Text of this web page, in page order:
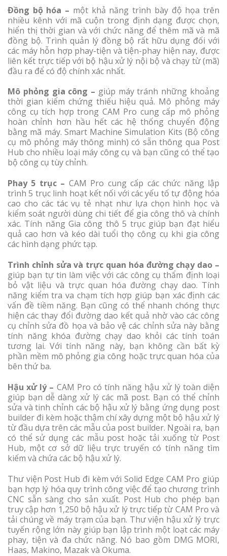
Đồng bộ hóa – một khả năng trình bày độ họa trên
nhiều kênh với mã cuộn trong định dạng được chọn,
hiển thị thời gian và với chức năng để thêm mã và mã
đồng bộ. Trình quản lý đồng bộ rất hữu dụng đối với
các máy hỗn hợp phay-tiện và tiện-phay hiện nay, được
liên kết trực tiếp với bộ hậu xử lý nội bộ và chạy từ (mã)
đầu ra để có độ chính xác nhất.
Mô phỏng gia công – giúp máy tránh những khoảng
thời gian kiểm chứng thiếu hiệu quả. Mô phỏng máy
công cụ tích hợp trong CAM Pro cung cấp mô phỏng
hoàn chỉnh hơn hầu hết các hệ thống chuyển động
bằng mã máy. Smart Machine Simulation Kits (Bộ công
cụ mô phỏng máy thông minh) có sẵn thông qua Post
Hub cho nhiều loại máy công cụ và bạn cũng có thể tạo
bộ công cụ tùy chỉnh.
Phay 5 trục – CAM Pro cung cấp các chức năng lập
trình 5 trục linh hoạt kết nối với các yếu tố tự động hóa
cao cho các tác vụ tẻ nhạt như lựa chọn hình học và
kiểm soát người dùng chi tiết để gia công thô và chính
xác. Tính năng Gia công thô 5 trục giúp bạn đạt hiểu
quả cao hơn và kéo dài tuổi thọ công cụ khi gia công
các hình dạng phức tạp.
Trình chỉnh sửa và trực quan hóa đường chạy dao –
giúp bạn tự tin làm việc với các công cụ thẩm định loại
bỏ vật liệu và trực quan hóa đường chạy dao. Tính
năng kiểm tra va chạm tích hợp giúp bạn xác định các
vấn đề tiềm năng. Bạn cũng có thể nhanh chóng thực
hiện các thay đổi đường dao kết quả nhờ vào các công
cụ chỉnh sửa đồ họa và bảo vệ các chỉnh sửa này bằng
tính năng khóa đường chạy dao khỏi các tính toán
tương lai. Với tính năng này, bạn không cần bất kỳ
phần mềm mô phỏng gia công hoặc trực quan hóa của
bên thứ ba.
Hậu xử lý – CAM Pro có tính năng hậu xử lý toàn diện
giúp bạn dễ dàng xử lý các mã post. Bạn có thể chỉnh
sửa và tinh chỉnh các bộ hậu xử lý bằng ứng dụng post
builder đi kèm hoặc thậm chí xây dựng một bộ hậu xử lý
từ đầu dựa trên các mẫu của post builder. Ngoài ra, bạn
có thể sử dụng các mẫu post hoặc tải xuống từ Post
Hub, một cơ sở dữ liệu trực truyến có tính năng tìm
kiếm và chứa các bộ hậu xử lý.
Thư viện Post Hub đi kèm với Solid Edge CAM Pro giúp
bạn hợp lý hóa quy trình công việc để tạo chương trình
CNC sẵn sàng cho sản xuất. Post Hub cho phép bạn
truy cập hơn 1,250 bộ hậu xử lý trực tiếp từ CAM Pro và
tải chúng về máy trạm của bạn. Thư viện hậu xử lý trực
tuyến rộng lớn này giúp bạn lập trình một loạt các máy
phay, tiện và đa chức năng. Nó bao gồm DMG MORI,
Haas, Makino, Mazak và Okuma.